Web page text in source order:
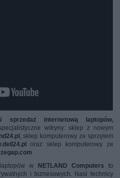
sprzedaż internetową laptopów,
witryny: sklep z nowym
, sklep komputerowy ze sprzętem
oraz sklep komputerowy ze
w NETLAND Computers to
i biznesowych. Nasi technicy